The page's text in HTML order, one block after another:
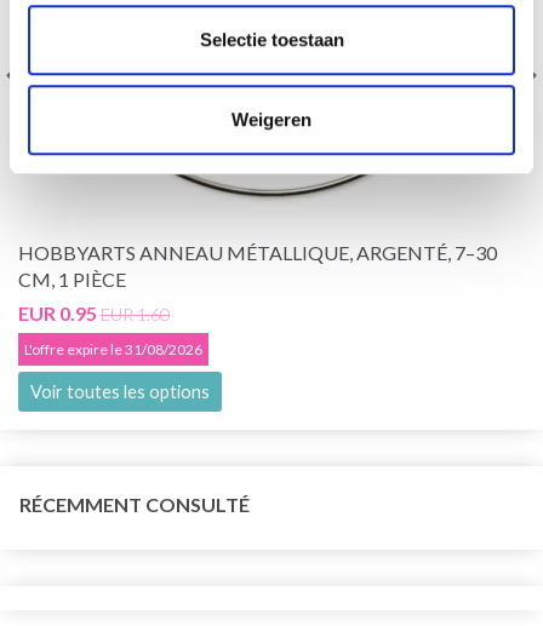
Selectie toestaan
Weigeren
HOBBYARTS ANNEAU MÉTALLIQUE, ARGENTÉ, 7–30
CM, 1 PIÈCE
EUR 0.95 EUR 1.60
L'offre expire le 31/08/2026
Voir toutes les options
RÉCEMMENT CONSULTÉ